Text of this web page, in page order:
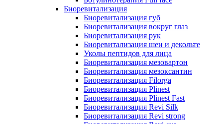
Биоревитализация
Биоревитализация губ
Биоревитализация вокруг глаз
Биоревитализация рук
Биоревитализация шеи и декольте
Уколы пептидов для лица
Биоревитализация мезовартон
Биоревитализация мезоксантин
Биоревитализация Filorga
Биоревитализация Plinest
Биоревитализация Plinest Fast
Биоревитализация Revi Silk
Биоревитализация Revi strong